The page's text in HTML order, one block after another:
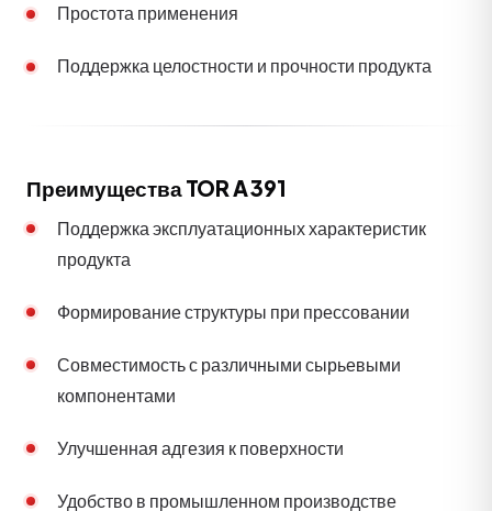
Простота применения
Поддержка целостности и прочности продукта
Преимущества TOR A 391
Поддержка эксплуатационных характеристик
продукта
Формирование структуры при прессовании
Совместимость с различными сырьевыми
компонентами
Улучшенная адгезия к поверхности
Удобство в промышленном производстве